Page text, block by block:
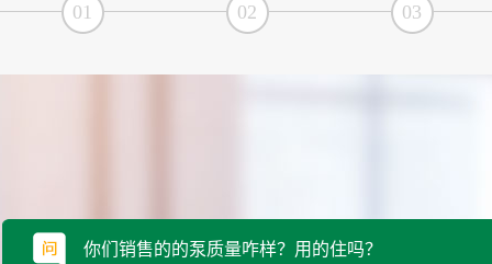
01 02 03
你们销售的的泵质量咋样？用的住吗？